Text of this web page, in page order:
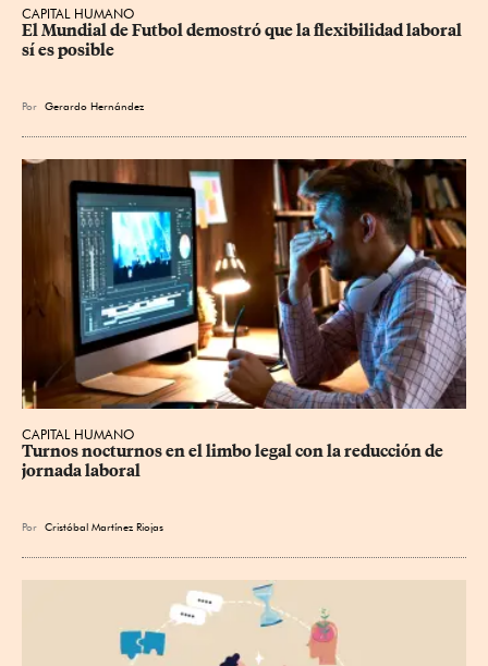
CAPITAL HUMANO
El Mundial de Futbol demostró que la flexibilidad laboral
sí es posible
Por Gerardo Hernández
CAPITAL HUMANO
Turnos nocturnos en el limbo legal con la reducción de
jornada laboral
Por Cristóbal Martínez Riojas